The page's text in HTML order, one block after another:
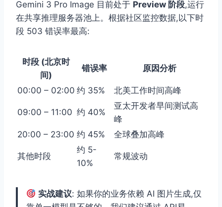
Gemini 3 Pro Image 目前处于 Preview 阶段,运行
在共享推理服务器池上。根据社区监控数据,以下时
段 503 错误率最高:
时段 (北京时
间)
错误率 原因分析
00:00 – 02:00 约 35% 北美工作时间高峰
09:00 – 11:00 约 40%
亚太开发者早间测试高
峰
20:00 – 23:00 约 45% 全球叠加高峰
其他时段
约 5-
10%
常规波动
实战建议: 如果你的业务依赖 AI 图片生成,仅